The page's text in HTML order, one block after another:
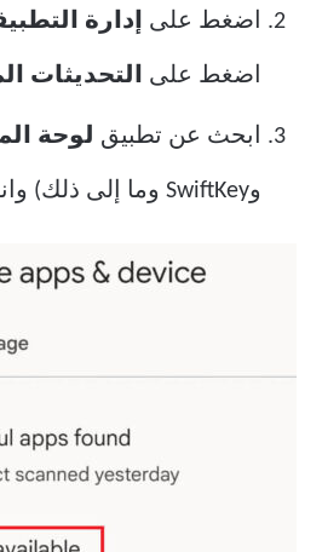
اضغط على إدارة
اضغط على التحديثات
ابحث عن تطبيق لوحة
وSwiftKey وما إلى ذلك) وانقر على